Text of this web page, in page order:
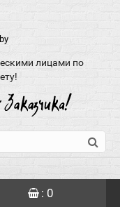
лицами по
: 0